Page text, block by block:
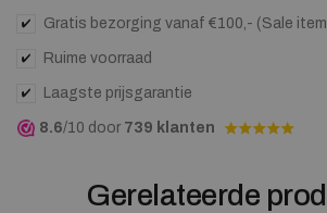
product
Gratis bezorging vanaf €100,- (Sale
Ruime voorraad
Laagste prijsgarantie
8.6/10 door 739 klanten
Gerelateerde